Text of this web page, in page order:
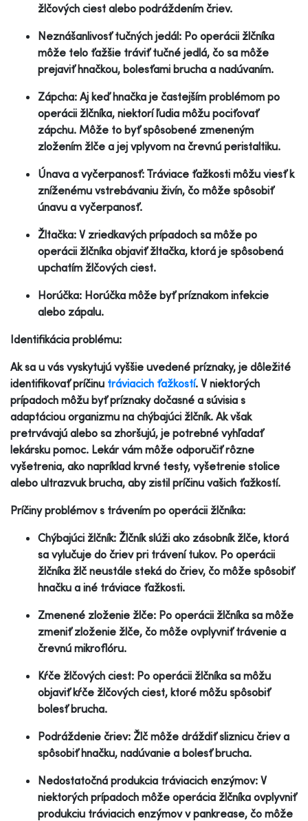
žlčových ciest alebo podráždením čriev.
Neznášanlivosť tučných jedál: Po operácii žlčníka
môže telo ťažšie tráviť tučné jedlá, čo sa môže
prejaviť hnačkou, bolesťami brucha a nadúvaním.
Zápcha: Aj keď hnačka je častejším problémom po
operácii žlčníka, niektorí ľudia môžu pociťovať
zápchu. Môže to byť spôsobené zmeneným
zložením žlče a jej vplyvom na črevnú peristaltiku.
Únava a vyčerpanosť: Tráviace ťažkosti môžu viesť k
zníženému vstrebávaniu živín, čo môže spôsobiť
únavu a vyčerpanosť.
Žltačka: V zriedkavých prípadoch sa môže po
operácii žlčníka objaviť žltačka, ktorá je spôsobená
upchatím žlčových ciest.
Horúčka: Horúčka môže byť príznakom infekcie
alebo zápalu.
Identifikácia problému:
Ak sa u vás vyskytujú vyššie uvedené príznaky, je dôležité
identifikovať príčinu tráviacich ťažkostí. V niektorých
prípadoch môžu byť príznaky dočasné a súvisia s
adaptáciou organizmu na chýbajúci žlčník. Ak však
pretrvávajú alebo sa zhoršujú, je potrebné vyhľadať
lekársku pomoc. Lekár vám môže odporučiť rôzne
vyšetrenia, ako napríklad krvné testy, vyšetrenie stolice
alebo ultrazvuk brucha, aby zistil príčinu vašich ťažkostí.
Príčiny problémov s trávením po operácii žlčníka:
Chýbajúci žlčník: Žlčník slúži ako zásobník žlče, ktorá
sa vylučuje do čriev pri trávení tukov. Po operácii
žlčníka žlč neustále steká do čriev, čo môže spôsobiť
hnačku a iné tráviace ťažkosti.
Zmenené zloženie žlče: Po operácii žlčníka sa môže
zmeniť zloženie žlče, čo môže ovplyvniť trávenie a
črevnú mikroflóru.
Kŕče žlčových ciest: Po operácii žlčníka sa môžu
objaviť kŕče žlčových ciest, ktoré môžu spôsobiť
bolesť brucha.
Podráždenie čriev: Žlč môže dráždiť sliznicu čriev a
spôsobiť hnačku, nadúvanie a bolesť brucha.
Nedostatočná produkcia tráviacich enzýmov: V
niektorých prípadoch môže operácia žlčníka ovplyvniť
produkciu tráviacich enzýmov v pankrease, čo môže